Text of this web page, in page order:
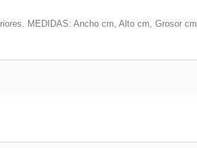
MEDIDAS: Ancho cm, Alto cm, Grosor cm